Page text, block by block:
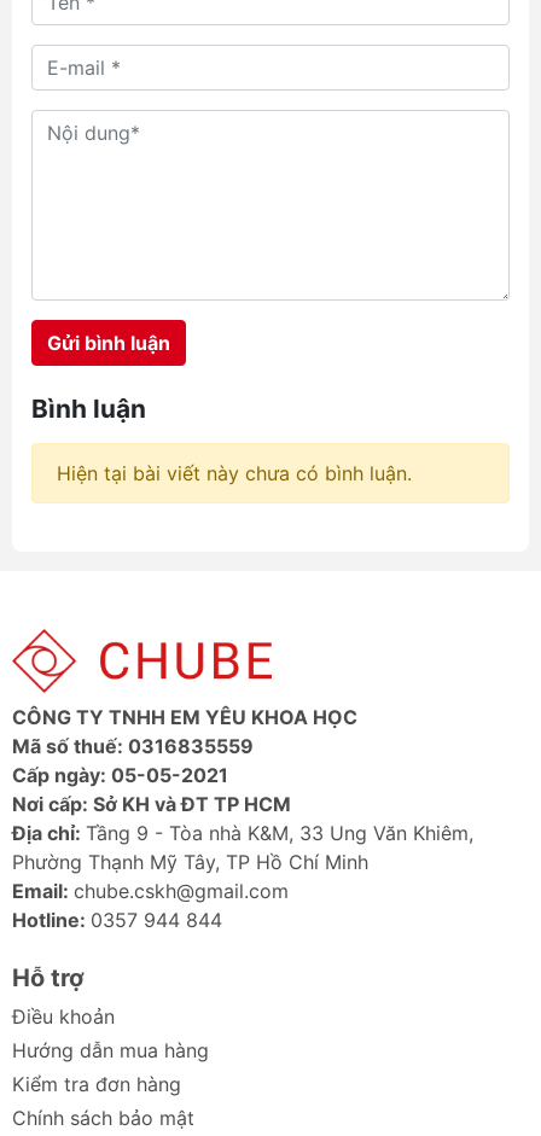
Gửi bình luận
Bình luận
Hiện tại bài viết này chưa có bình luận.
CÔNG TY TNHH EM YÊU KHOA HỌC
Mã số thuế: 0316835559
Cấp ngày: 05-05-2021
Nơi cấp: Sở KH và ĐT TP HCM
Địa chỉ: Tầng 9 - Tòa nhà K&M, 33 Ung Văn Khiêm,
Phường Thạnh Mỹ Tây, TP Hồ Chí Minh
Email: chube.cskh@gmail.com
Hotline: 0357 944 844
Hỗ trợ
Điều khoản
Hướng dẫn mua hàng
Kiểm tra đơn hàng
Chính sách bảo mật